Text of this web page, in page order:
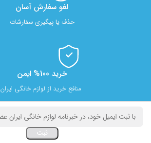
لغو سفارش آسان​
حذف یا پیگیری سفارشات
خرید 100% ایمن
منافع خرید از لوازم خانگی ایران